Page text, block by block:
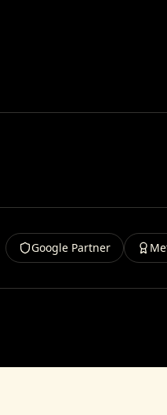
Google Partner